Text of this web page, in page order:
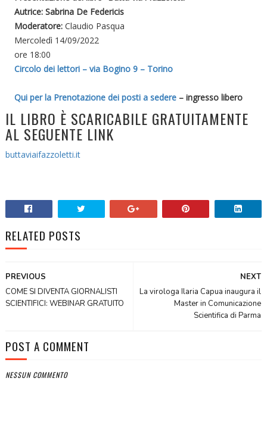
Autrice: Sabrina De Federicis
Moderatore:Claudio Pasqua
Mercoledì 14/09/2022
ore 18:00
Circolo dei lettori – via Bogino 9 – Torino
Qui per la Prenotazione dei posti a sedere– ingresso libero
IL LIBRO È SCARICABILE GRATUITAMENTE
AL SEGUENTE LINK
buttaviaifazzoletti.it
RELATED POSTS
NEXT
La virologa Ilaria Capua inaugura il
Master in Comunicazione
Scientifica di Parma
PREVIOUS
COME SI DIVENTA GIORNALISTI
SCIENTIFICI: WEBINAR GRATUITO
POST A COMMENT
NESSUN COMMENTO